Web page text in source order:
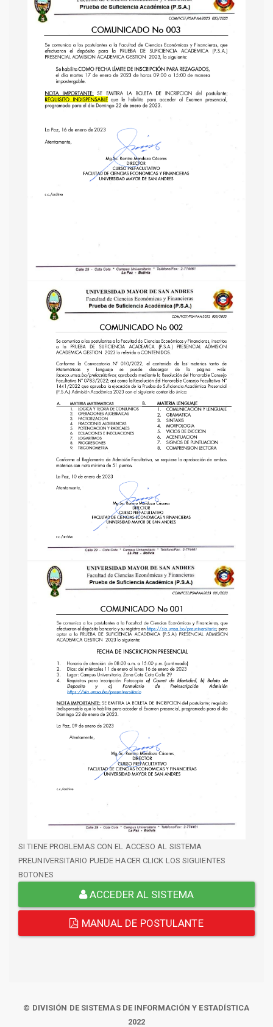
SI TIENE PROBLEMAS CON EL ACCESO AL SISTEMA
PREUNIVERSITARIO PUEDE HACER CLICK LOS SIGUIENTES
BOTONES
ACCEDER AL SISTEMA
MANUAL DE POSTULANTE
© DIVISIÓN DE SISTEMAS DE INFORMACIÓN Y ESTADÍSTICA
2022